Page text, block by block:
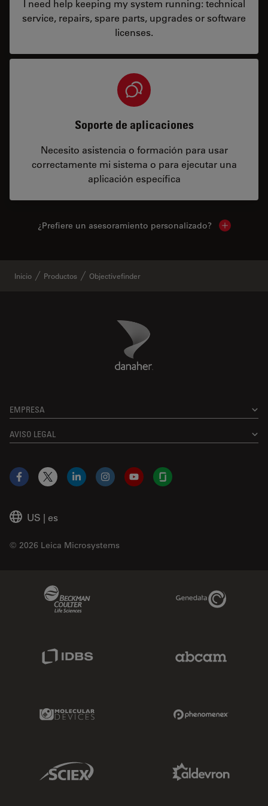
I need help keeping my system running: technical
service, repairs, spare parts, upgrades or software
licenses.
Soporte de aplicaciones
Necesito asistencia o formación para usar
correctamente mi sistema o para ejecutar una
aplicación específica
¿Prefiere un asesoramiento personalizado? Show local
Inicio Productos Objectivefinder
Danaher Logo
EMPRESA
AVISO LEGAL
US | es
© 2026 Leica Microsystems
Facebook
X LinkedInInstagramYouTubeGlassdoor
Genedata Link
Molecular Devices Link
Sciex Link